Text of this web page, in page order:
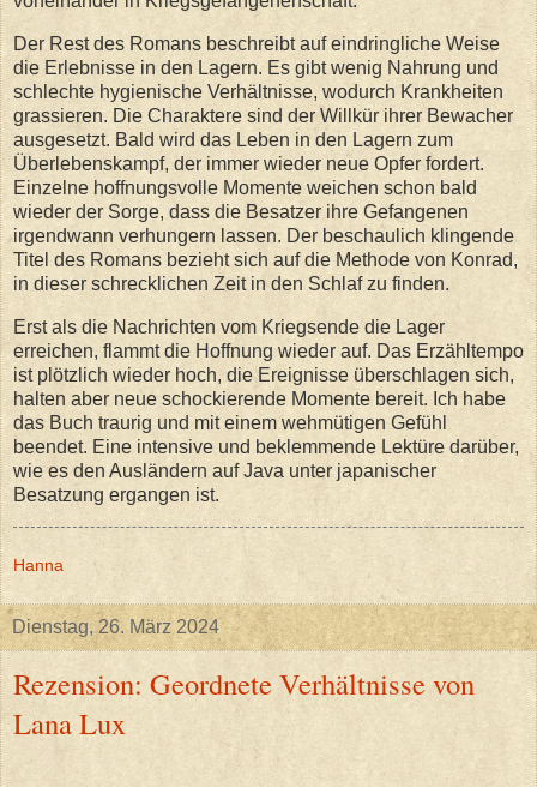
Der Rest des Romans beschreibt auf eindringliche Weise
die Erlebnisse in den Lagern. Es gibt wenig Nahrung und
schlechte hygienische Verhältnisse, wodurch Krankheiten
grassieren. Die Charaktere sind der Willkür ihrer Bewacher
ausgesetzt. Bald wird das Leben in den Lagern zum
Überlebenskampf, der immer wieder neue Opfer fordert.
Einzelne hoffnungsvolle Momente weichen schon bald
wieder der Sorge, dass die Besatzer ihre Gefangenen
irgendwann verhungern lassen. Der beschaulich klingende
Titel des Romans bezieht sich auf die Methode von Konrad,
in dieser schrecklichen Zeit in den Schlaf zu finden.
Erst als die Nachrichten vom Kriegsende die Lager
erreichen, flammt die Hoffnung wieder auf. Das Erzähltempo
ist plötzlich wieder hoch, die Ereignisse überschlagen sich,
halten aber neue schockierende Momente bereit. Ich habe
das Buch traurig und mit einem wehmütigen Gefühl
beendet. Eine intensive und beklemmende Lektüre darüber,
wie es den Ausländern auf Java unter japanischer
Besatzung ergangen ist.
Hanna
Dienstag, 26. März 2024
Rezension: Geordnete Verhältnisse von
Lana Lux